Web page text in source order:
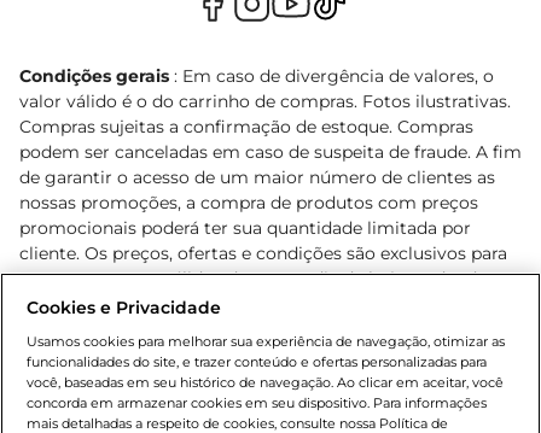
Condições gerais : Em caso de divergência de valores, o
valor válido é o do carrinho de compras. Fotos ilustrativas.
Compras sujeitas a confirmação de estoque. Compras
podem ser canceladas em caso de suspeita de fraude. A fim
de garantir o acesso de um maior número de clientes as
nossas promoções, a compra de produtos com preços
promocionais poderá ter sua quantidade limitada por
cliente. Os preços, ofertas e condições são exclusivos para
o e-commerce e válidos durante o dia de hoje, podendo
sofrer alterações sem prévia notificação. Proibida a venda
Lei n.º 8069/90, art. 81, inciso II (Estatuto da Criança e do
Adolescente). Preços e condições exclusivos para o
www.bretas.com.br, podendo sofrer alterações sem aviso
Cookies e Privacidade
Usamos cookies para melhorar sua experiência de navegação, otimizar as
funcionalidades do site, e trazer conteúdo e ofertas personalizadas para
você, baseadas em seu histórico de navegação. Ao clicar em aceitar, você
concorda em armazenar cookies em seu dispositivo. Para informações
mais detalhadas a respeito de cookies, consulte nossa Política de